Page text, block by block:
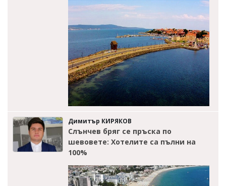
Димитър КИРЯКОВ
Слънчев бряг се пръска по
шевовете: Хотелите са пълни на
100%